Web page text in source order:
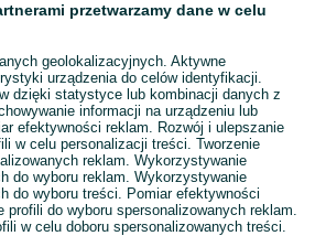
przetwarzamy dane w celu
geolokalizacyjnych. Aktywne
urządzenia do celów identyfikacji.
dzięki statystyce lub kombinacji danych z
informacji na urządzeniu lub
efektywności reklam. Rozwój i ulepszanie
w celu personalizacji treści. Tworzenie
reklam. Wykorzystywanie
do wyboru reklam. Wykorzystywanie
do wyboru treści. Pomiar efektywności
profili do wyboru spersonalizowanych reklam.
w celu doboru spersonalizowanych treści.